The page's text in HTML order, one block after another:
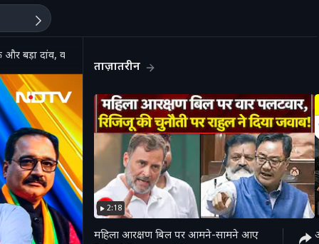
दांव, क्या होगी BJP की जवाबी रणनीति?
ताज़ातरीन
2:18
महिला आरक्षण बिल पर आमने-सामने आए